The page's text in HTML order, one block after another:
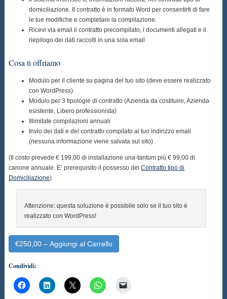
domiciliazione. Il contratto è in formato Word per consentirti di fare
le tue modifiche e completare la compilazione.
Ricevi via email il contratto precompilato, i documenti allegati e il
riepilogo dei dati raccolti in una sola email
Cosa ti offriamo
Modulo per il cliente su pagina del tuo sito (deve essere realizzato
con WordPress)
Modulo per 3 tipologie di contratto (Azienda da costituire, Azienda
esistente, Libero professionista)
Illimitate compilazioni annuali
Invio dei dati e del contratto compilato al tuo indirizzo email
(nessuna informazione viene salvata sul sito)
(Il costo prevede € 199,00 di installazione una-tantum più € 99,00 di
canone annuale. E’ prerequisito il possesso delContratto tipo di
Domiciliazione)
Attenzione: questa soluzione è possibile solo se il tuo sito è
realizzato con WordPress!
€250,00 – Aggiungi al Carrello
Condividi: